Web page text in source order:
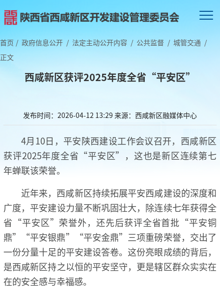
首页 / 政府信息公开 / 法定主动公开内容 / 公共监督 / 城管交通 /
正文
西咸新区获评2025年度全省“平安区”
发布时间：2026-04-12 13:29 来源：西咸新区融媒体中心
4月10日，平安陕西建设工作会议召开，西咸新区
获评2025年度全省“平安区”，这也是新区连续第七
年蝉联该荣誉。
近年来，西咸新区持续拓展平安西咸建设的深度和
广度，平安建设力量不断巩固壮大，除连续七年获得全
省“平安区”荣誉外，还先后获评全省首批“平安铜
鼎”“平安银鼎”“平安金鼎”三项重磅荣誉，交出了
一份分量十足的平安建设答卷。这份亮眼成绩的背后，
是西咸新区持之以恒的平安坚守，更是辖区群众实实在
在的安全感与幸福感。